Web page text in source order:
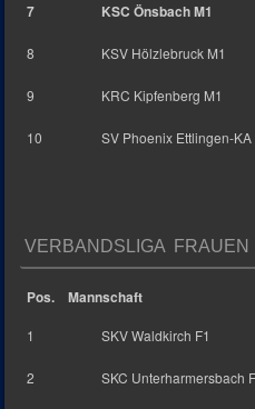
7 KSC Önsbach M1
8 KSV Hölzlebruck M1
9 KRC Kipfenberg M1
10 SV Phoenix Ettlingen-KA
VERBANDSLIGA FRAUEN
Pos. Mannschaft
1 SKV Waldkirch F1
2 SKC Unterharmersbach